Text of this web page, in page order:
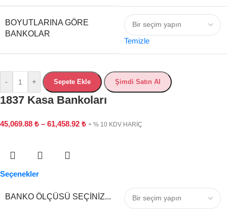
BOYUTLARINA GÖRE
BANKOLAR
Temizle
- + Sepete Ekle Şimdi Satın Al
1837 Kasa Bankoları
45,069.88 ₺ – 61,458.92 ₺ + % 10 KDV HARİÇ
Seçenekler
BANKO ÖLÇÜSÜ SEÇINIZ...